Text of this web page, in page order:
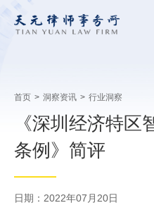
首页 > 洞察资讯 > 行业洞察
《深圳经济特区
条例》简评
日期：2022年07月20日